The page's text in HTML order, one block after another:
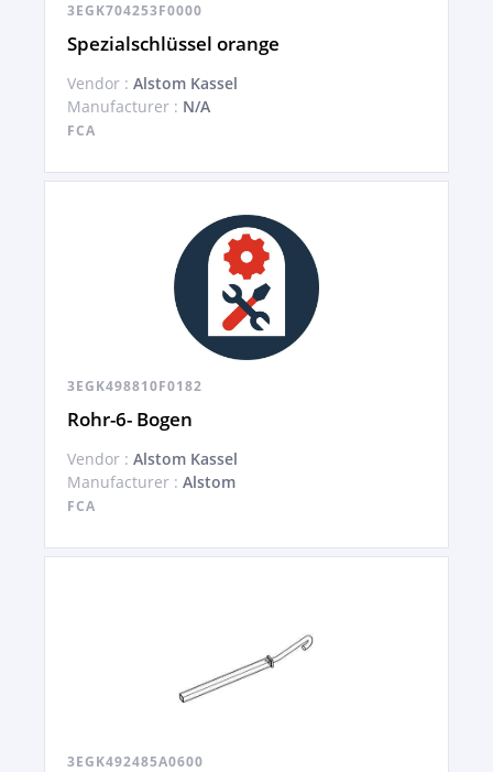
3EGK704253F0000
Spezialschlüssel orange
Vendor : Alstom Kassel
Manufacturer : N/A
FCA
3EGK498810F0182
Rohr-6- Bogen
Vendor : Alstom Kassel
Manufacturer : Alstom
FCA
3EGK492485A0600